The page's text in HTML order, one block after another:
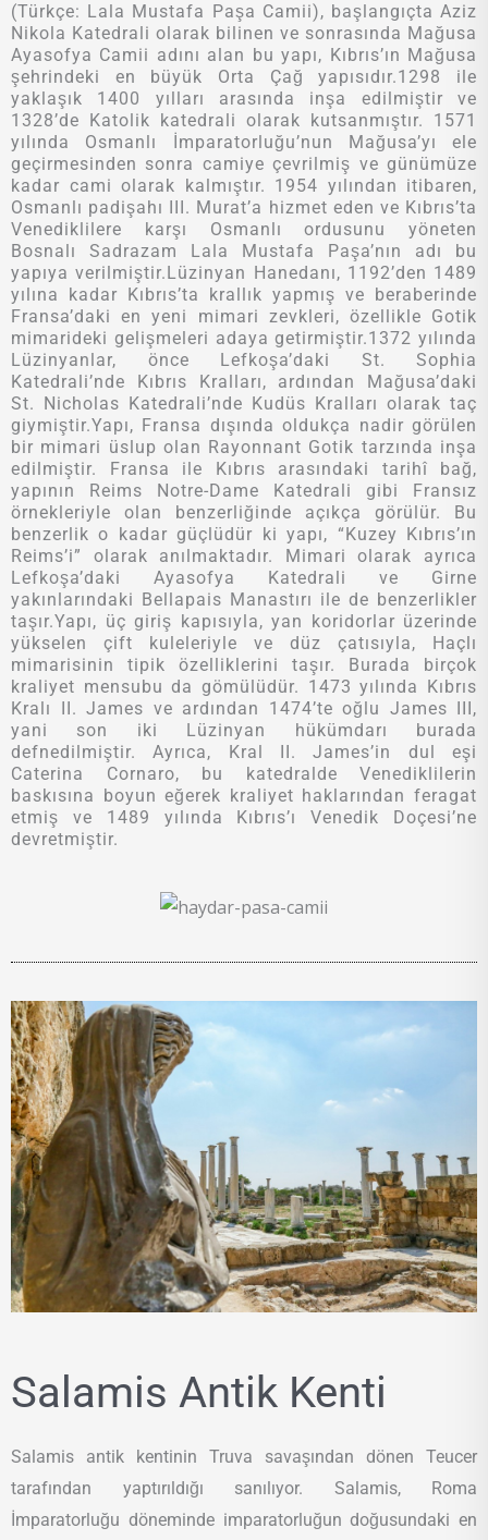
(Türkçe: Lala Mustafa Paşa Camii), başlangıçta Aziz
Nikola Katedrali olarak bilinen ve sonrasında Mağusa
Ayasofya Camii adını alan bu yapı, Kıbrıs’ın Mağusa
şehrindeki en büyük Orta Çağ yapısıdır.1298 ile
yaklaşık 1400 yılları arasında inşa edilmiştir ve
1328’de Katolik katedrali olarak kutsanmıştır. 1571
yılında Osmanlı İmparatorluğu’nun Mağusa’yı ele
geçirmesinden sonra camiye çevrilmiş ve günümüze
kadar cami olarak kalmıştır. 1954 yılından itibaren,
Osmanlı padişahı III. Murat’a hizmet eden ve Kıbrıs’ta
Venediklilere karşı Osmanlı ordusunu yöneten
Bosnalı Sadrazam Lala Mustafa Paşa’nın adı bu
yapıya verilmiştir.Lüzinyan Hanedanı, 1192’den 1489
yılına kadar Kıbrıs’ta krallık yapmış ve beraberinde
Fransa’daki en yeni mimari zevkleri, özellikle Gotik
mimarideki gelişmeleri adaya getirmiştir.1372 yılında
Lüzinyanlar, önce Lefkoşa’daki St. Sophia
Katedrali’nde Kıbrıs Kralları, ardından Mağusa’daki
St. Nicholas Katedrali’nde Kudüs Kralları olarak taç
giymiştir.Yapı, Fransa dışında oldukça nadir görülen
bir mimari üslup olan Rayonnant Gotik tarzında inşa
edilmiştir. Fransa ile Kıbrıs arasındaki tarihî bağ,
yapının Reims Notre-Dame Katedrali gibi Fransız
örnekleriyle olan benzerliğinde açıkça görülür. Bu
benzerlik o kadar güçlüdür ki yapı, “Kuzey Kıbrıs’ın
Reims’i” olarak anılmaktadır. Mimari olarak ayrıca
Lefkoşa’daki Ayasofya Katedrali ve Girne
yakınlarındaki Bellapais Manastırı ile de benzerlikler
taşır.Yapı, üç giriş kapısıyla, yan koridorlar üzerinde
yükselen çift kuleleriyle ve düz çatısıyla, Haçlı
mimarisinin tipik özelliklerini taşır. Burada birçok
kraliyet mensubu da gömülüdür. 1473 yılında Kıbrıs
Kralı II. James ve ardından 1474’te oğlu James III,
yani son iki Lüzinyan hükümdarı burada
defnedilmiştir. Ayrıca, Kral II. James’in dul eşi
Caterina Cornaro, bu katedralde Venediklilerin
baskısına boyun eğerek kraliyet haklarından feragat
etmiş ve 1489 yılında Kıbrıs’ı Venedik Doçesi’ne
devretmiştir.
Salamis Antik Kenti
Salamis antik kentinin Truva savaşından dönen Teucer
tarafından yaptırıldığı sanılıyor. Salamis, Roma
İmparatorluğu döneminde imparatorluğun doğusundaki en